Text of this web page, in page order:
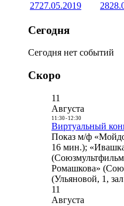
2727.05.2019 28
Сегодня
Сегодня нет событий
Скоро
11
Августа
11:30- 12:30
Виртуальный
Показ м/ф
16 мин.);
Ромашкова»
(Ульяновой, 1,
11
Августа